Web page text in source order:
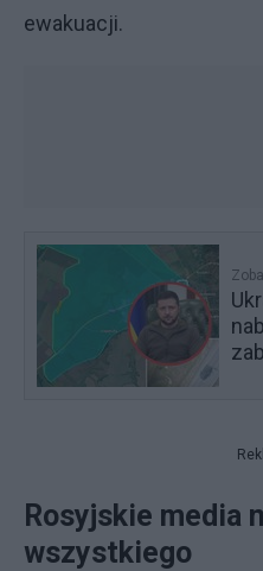
ewakuacji.
Rosyjskie media
wszystkiego